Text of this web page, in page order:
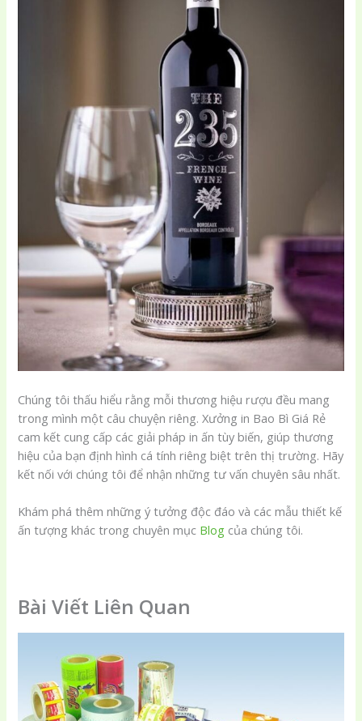
Chúng tôi thấu hiểu rằng mỗi thương hiệu rượu đều mang
trong mình một câu chuyện riêng. Xưởng in Bao Bì Giá Rẻ
cam kết cung cấp các giải pháp in ấn tùy biến, giúp thương
hiệu của bạn định hình cá tính riêng biệt trên thị trường. Hãy
kết nối với chúng tôi để nhận những tư vấn chuyên sâu nhất.
Khám phá thêm những ý tưởng độc đáo và các mẫu thiết kế
ấn tượng khác trong chuyên mục Blog của chúng tôi.
Bài Viết Liên Quan